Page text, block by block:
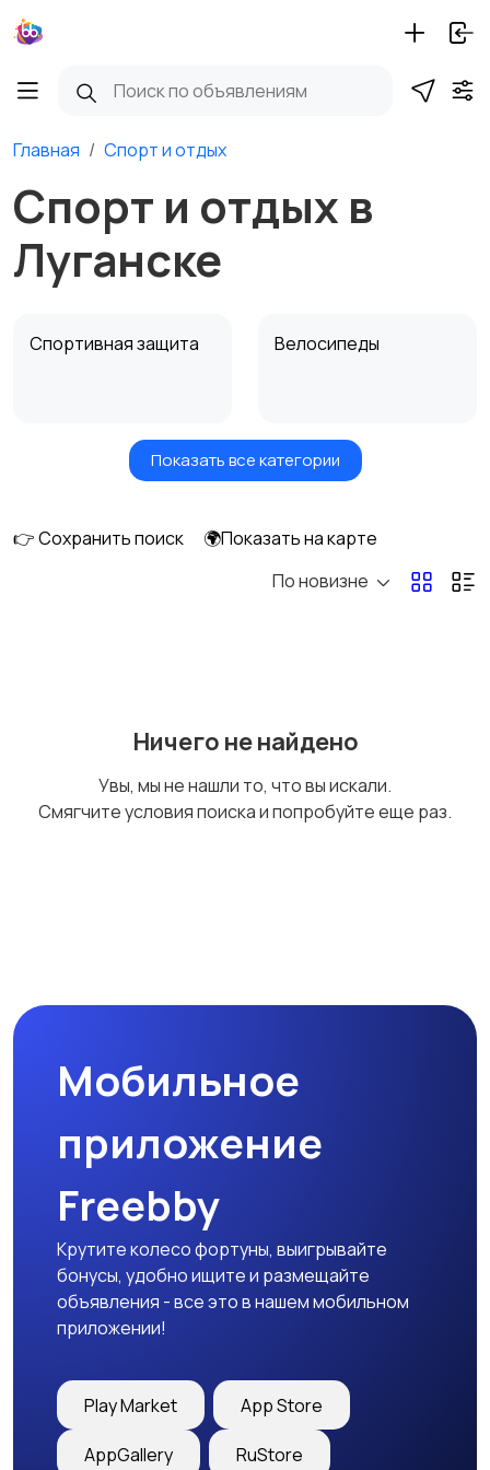
Главная Спорт и отдых
Спорт и отдых в
Луганске
Спортивная защита Велосипеды
Самокаты и
Водные виды спорта
Тренажеры и фитнес Спортивное питание
Другое
Показать все категории
👉 Сохранить поиск
🌍Показать на карте
По новизне
Ничего не найдено
Увы, мы не нашли то, что вы искали.
Смягчите условия поиска и попробуйте еще раз.
Мобильное
приложение
Freebby
Крутите колесо фортуны, выигрывайте
бонусы, удобно ищите и размещайте
объявления - все это в нашем мобильном
приложении!
Play Market App Store
AppGallery RuStore